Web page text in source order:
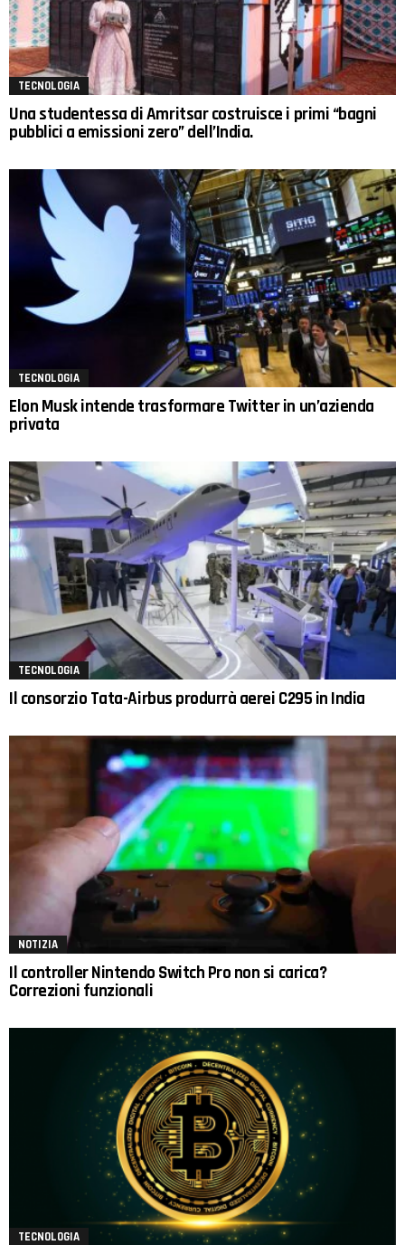
TECNOLOGIA
Una studentessa di Amritsar costruisce i primi “bagni
pubblici a emissioni zero” dell’India.
TECNOLOGIA
Elon Musk intende trasformare Twitter in un’azienda
privata
TECNOLOGIA
Il consorzio Tata-Airbus produrrà aerei C295 in India
NOTIZIA
Il controller Nintendo Switch Pro non si carica?
Correzioni funzionali
TECNOLOGIA